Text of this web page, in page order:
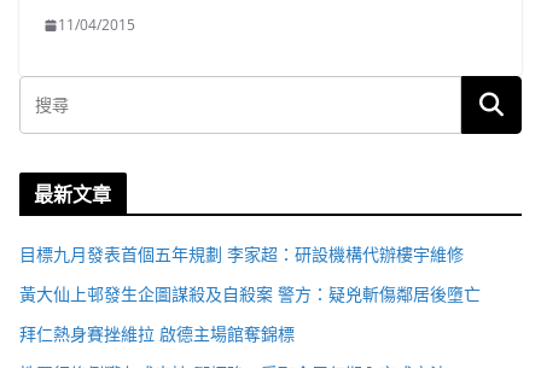
11/04/2015
最新文章
目標九月發表首個五年規劃 李家超：研設機構代辦樓宇維修
黃大仙上邨發生企圖謀殺及自殺案 警方：疑兇斬傷鄰居後墮亡
拜仁熱身賽挫維拉 啟德主場館奪錦標